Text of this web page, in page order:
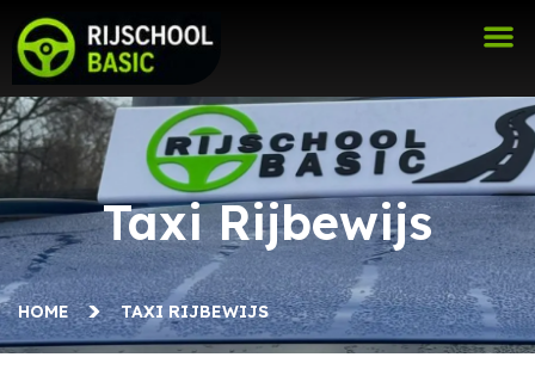
Taxi Rijbewijs
HOME TAXI RIJBEWIJS